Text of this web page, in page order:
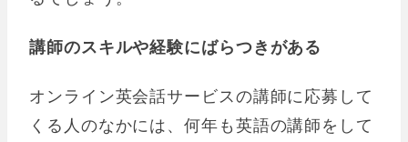
講師のスキルや経験にばらつきがある
オンライン英会話サービスの講師に応募して
くる人のなかには、何年も英語の講師をして